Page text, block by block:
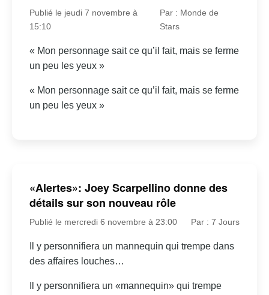
Publié le jeudi 7 novembre à
15:10
Par : Monde de
Stars
« Mon personnage sait ce qu’il fait, mais se ferme
un peu les yeux »
« Mon personnage sait ce qu’il fait, mais se ferme
un peu les yeux »
«Alertes»: Joey Scarpellino donne des
détails sur son nouveau rôle
Publié le mercredi 6 novembre à 23:00 Par : 7 Jours
Il y personnifiera un mannequin qui trempe dans
des affaires louches…
Il y personnifiera un «mannequin» qui trempe